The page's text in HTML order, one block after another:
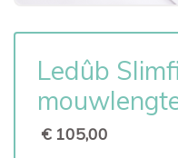
Ledûb
€ 105,00